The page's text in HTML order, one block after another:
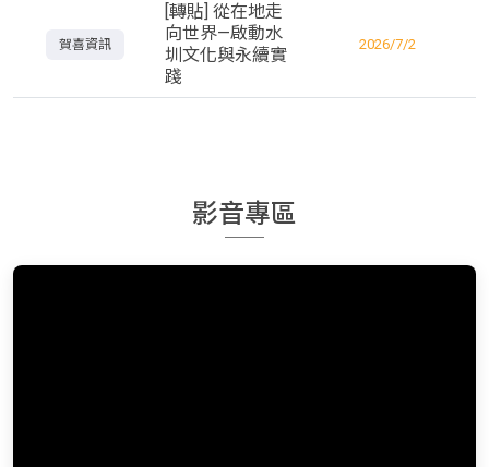
賀喜資訊
[轉貼] 從在地走
向世界—啟動水
圳文化與永續實
踐
2026/7/2
影音專區